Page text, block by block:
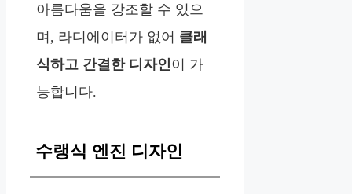
아름다움을 강조할 수 있으
며, 라디에이터가 없어 클래
식하고 간결한 디자인이 가
능합니다.
수랭식 엔진 디자인